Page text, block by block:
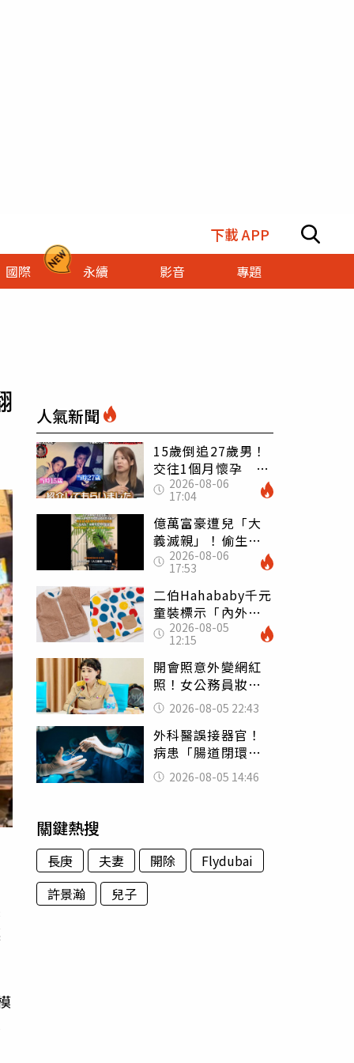
下載 APP
國際 永續 影音 專題
人氣新聞
15歲倒追27歲男！
交往1個月懷孕 36
歲當阿嬤故事曝光
2026-08-06
17:04
億萬富豪遭兒「大
義滅親」！偷生子
怕曝光 竟盜鄰居
身份辦假證落戶
2026-08-06
17:53
二伯Hahababy千元
童裝標示「內外層
皆純棉」 SGS檢
測證明：內裡100%
聚酯纖維
2026-08-05
12:15
開會照意外變網紅
照！女公務員妝容
掀2千則留言 本人
怒嗆：化妝有錯嗎
2026-08-05 22:43
外科醫誤接器官！
病患「腸道閉環」
無法排便險死 同
行看傻：糟糕至極
2026-08-05 14:46
關鍵熱搜
長庚 夫妻 開除
Flydubai
許景瀚
兒子